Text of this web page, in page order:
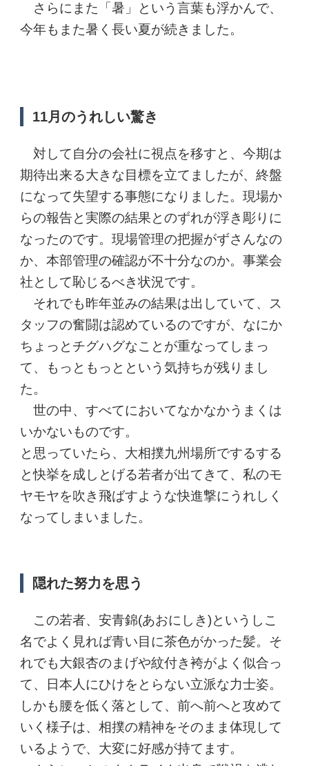
さらにまた「暑」という言葉も浮かんで、
今年もまた暑く長い夏が続きました。
11月のうれしい驚き
対して自分の会社に視点を移すと、今期は
期待出来る大きな目標を立てましたが、終盤
になって失望する事態になりました。現場か
らの報告と実際の結果とのずれが浮き彫りに
なったのです。現場管理の把握がずさんなの
か、本部管理の確認が不十分なのか。事業会
社として恥じるべき状況です。
それでも昨年並みの結果は出していて、 ス
タッフの奮闘は認めているのですが、なにか
ちょっとチグハグなことが重なってしまっ
て、もっともっとという気持ちが残りまし
た。
世の中、すべてにおいてなかなかうまくは
いかないものです。
と思っていたら、大相撲九州場所でするする
と快挙を成しとげる若者が出てきて、私のモ
ヤモヤを吹き飛ばすような快進撃にうれしく
なってしまいました。
隠れた努力を思う
この若者、安青錦(あおにしき)というしこ
名でよく見れば青い目に茶色がかった髪。そ
れでも大銀杏のまげや紋付き袴がよく似合っ
て、日本人にひけをとらない立派な力士姿。
しかも腰を低く落として、前へ前へと攻めて
いく様子は、相撲の精神をそのまま体現して
いるようで、大変に好感が持てます。